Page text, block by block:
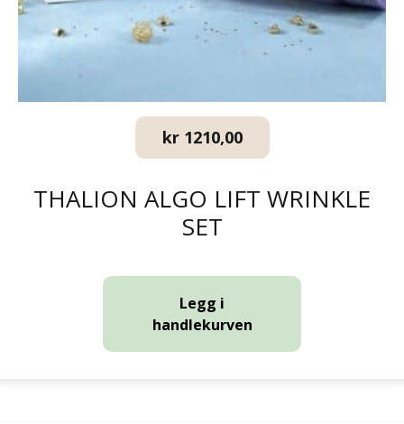
kr1210,00
THALION ALGO LIFT WRINKLE
SET
Legg i
handlekurven